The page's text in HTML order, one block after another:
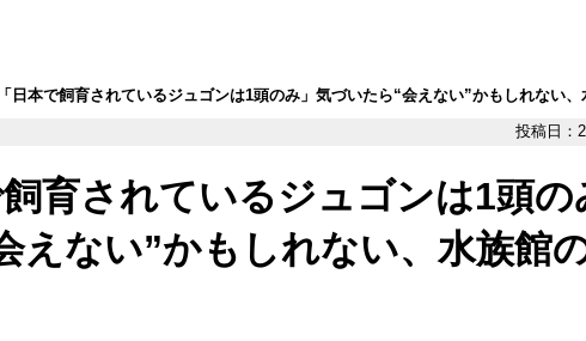
「日本で飼育されているジュゴンは1頭のみ」気づいたら“会えない”かもしれない
投稿日：
飼育されているジュゴンは1頭
えない”かもしれない、水族館